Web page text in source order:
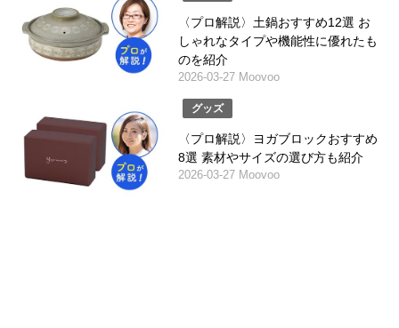
〈プロ解説〉土鍋おすすめ12選 お
しゃれなタイプや機能性に優れたも
のを紹介
2026-03-27 Moovoo
グッズ
〈プロ解説〉ヨガブロックおすすめ
8選 素材やサイズの選び方も紹介
2026-03-27 Moovoo